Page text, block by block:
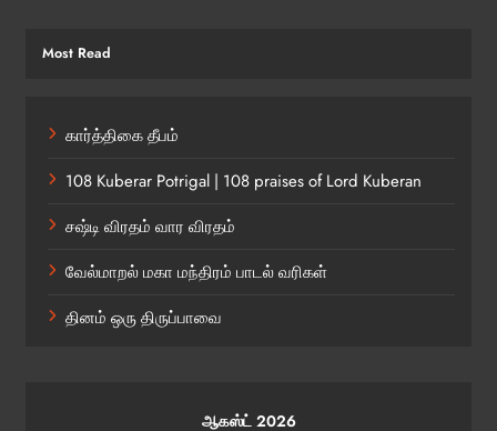
Most Read
கார்த்திகை தீபம்
108 Kuberar Potrigal | 108 praises of Lord Kuberan
சஷ்டி விரதம் வார விரதம்
வேல்மாறல் மகா மந்திரம் பாடல் வரிகள்
தினம் ஒரு திருப்பாவை
ஆகஸ்ட் 2026